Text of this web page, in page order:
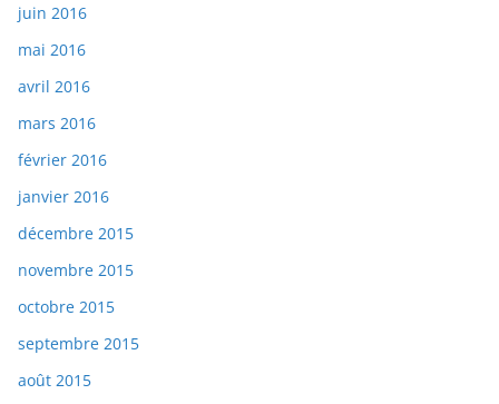
juin 2016
mai 2016
avril 2016
mars 2016
février 2016
janvier 2016
décembre 2015
novembre 2015
octobre 2015
septembre 2015
août 2015